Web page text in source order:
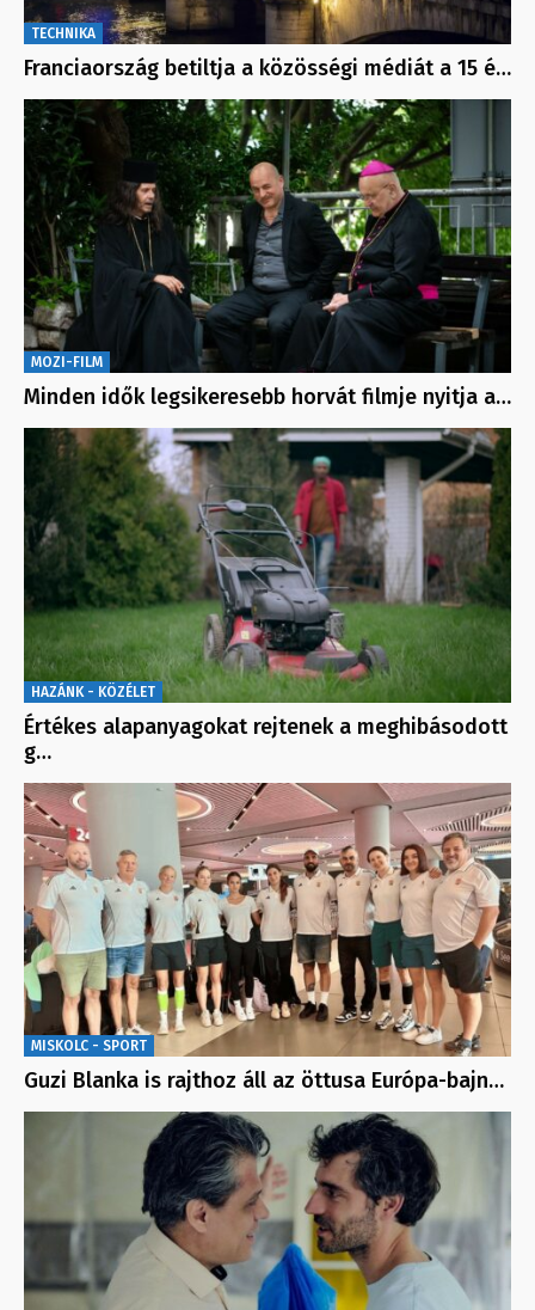
TECHNIKA
Franciaország betiltja a közösségi médiát a 15 é…
MOZI-FILM
Minden idők legsikeresebb horvát filmje nyitja a…
HAZÁNK - KÖZÉLET
Értékes alapanyagokat rejtenek a meghibásodott
g…
MISKOLC - SPORT
Guzi Blanka is rajthoz áll az öttusa Európa-bajn…